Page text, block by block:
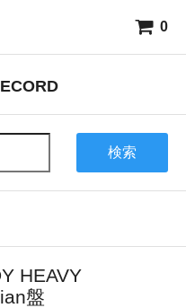
0
検索
HEAVY
盤